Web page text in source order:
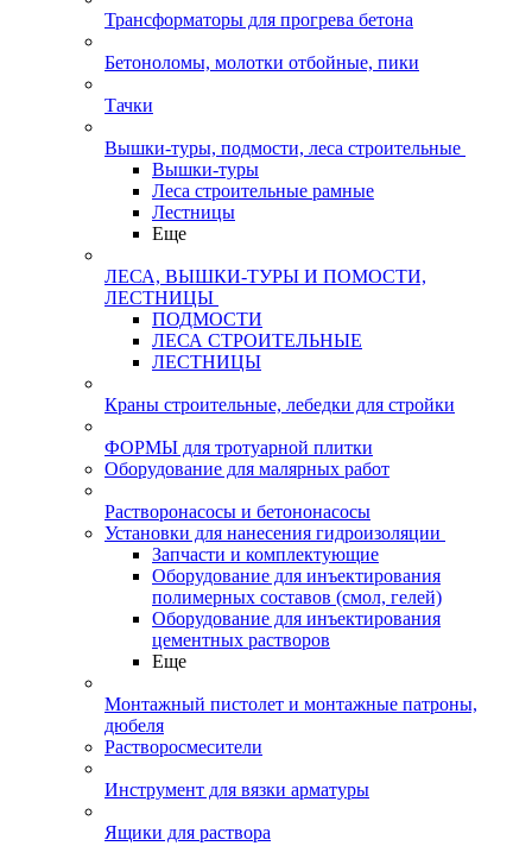
Трансформаторы для прогрева бетона
Бетоноломы, молотки отбойные, пики
Тачки
Вышки-туры, подмости, леса строительные
Вышки-туры
Леса строительные рамные
Лестницы
Еще
ЛЕСА, ВЫШКИ-ТУРЫ И ПОМОСТИ,
ЛЕСТНИЦЫ
ПОДМОСТИ
ЛЕСА СТРОИТЕЛЬНЫЕ
ЛЕСТНИЦЫ
Краны строительные, лебедки для стройки
ФОРМЫ для тротуарной плитки
Оборудование для малярных работ
Растворонасосы и бетононасосы
Установки для нанесения гидроизоляции
Запчасти и комплектующие
Оборудование для инъектирования
полимерных составов (смол, гелей)
Оборудование для инъектирования
цементных растворов
Еще
Монтажный пистолет и монтажные патроны,
дюбеля
Растворосмесители
Инструмент для вязки арматуры
Ящики для раствора